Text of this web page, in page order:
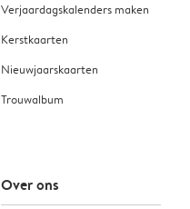
Verjaardagskalenders maken
Kerstkaarten
Nieuwjaarskaarten
Trouwalbum
Over ons